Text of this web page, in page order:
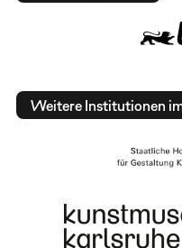
Weitere Institutionen